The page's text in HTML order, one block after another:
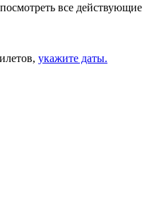
все действующие
укажите даты.